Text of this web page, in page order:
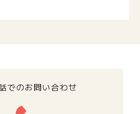
でのお問い合わせ